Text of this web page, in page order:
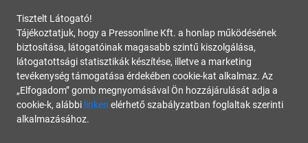
Tisztelt Látogató!
Tájékoztatjuk, hogy a Pressonline Kft. a honlap működésének
biztosítása, látogatóinak magasabb szintű kiszolgálása,
látogatottsági statisztikák készítése, illetve a marketing
tevékenység támogatása érdekében cookie-kat alkalmaz. Az
„Elfogadom” gomb megnyomásával Ön hozzájárulását adja a
cookie-k, alábbi linken elérhető szabályzatban foglaltak szerinti
alkalmazásához.